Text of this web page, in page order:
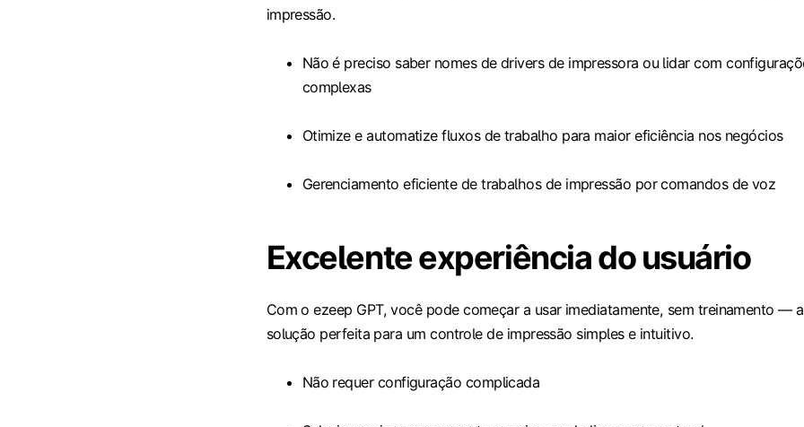
impressão.
Não é preciso saber nomes de drivers de impressora ou lidar com
complexas
Otimize e automatize fluxos de trabalho para maior eficiência nos negócios
Gerenciamento eficiente de trabalhos de impressão por comandos de voz
Excelente experiência do usuário
Com o ezeep GPT, você pode começar a usar imediatamente, sem treinamento — a
solução perfeita para um controle de impressão simples e intuitivo.
Não requer configuração complicada